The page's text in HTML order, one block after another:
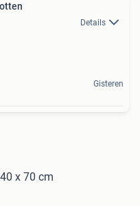
Details
Gisteren
x 70 cm